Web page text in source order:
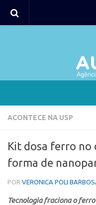
Agência
Coordenação
Polos
Polo Capital
Polo Lorena
ACONTECE NA USP
Kit dosa ferro no
forma de
POR VERONICA POLI
Tecnologia fraciona o